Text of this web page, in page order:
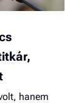
hanem